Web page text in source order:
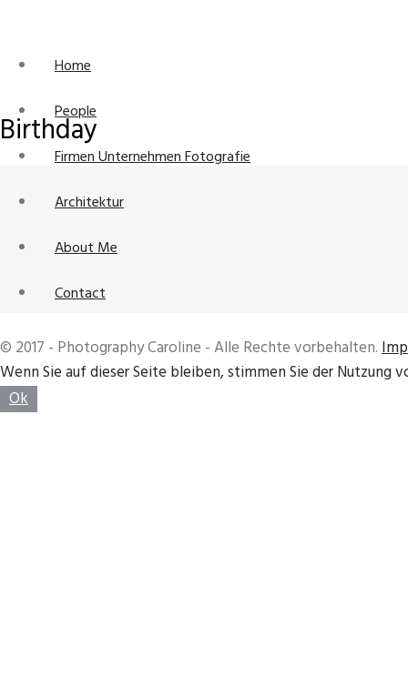
Home
People
Firmen Unternehmen Fotografie
Architektur
About Me
Contact
Birthday
© 2017 - Photography Caroline - Alle Rechte vorbehalten.
Wenn Sie auf dieser Seite bleiben, stimmen Sie der Nutzung
Ok